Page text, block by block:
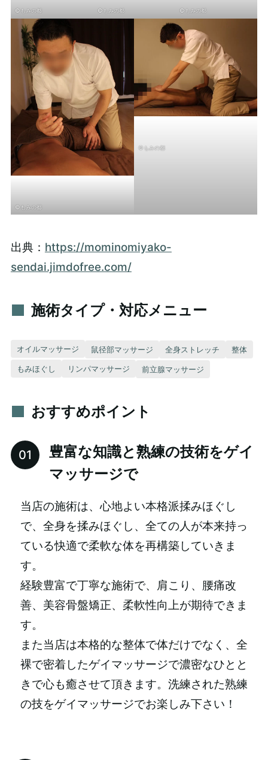
©もみの都 ©もみの都 ©もみの都
©もみの都
©もみの都
出典： https://mominomiyako-
sendai.jimdofree.com/
施術タイプ・対応メニュー
オイルマッサージ 鼠径部マッサージ 全身ストレッチ 整体
もみほぐし リンパマッサージ 前立腺マッサージ
おすすめポイント
豊富な知識と熟練の技術をゲイ
マッサージで
当店の施術は、心地よい本格派揉みほぐし
で、全身を揉みほぐし、全ての人が本来持っ
ている快適で柔軟な体を再構築していきま
す。
経験豊富で丁寧な施術で、肩こり、腰痛改
善、美容骨盤矯正、柔軟性向上が期待できま
す。
また当店は本格的な整体で体だけでなく、全
裸で密着したゲイマッサージで濃密なひとと
きで心も癒させて頂きます。洗練された熟練
の技をゲイマッサージでお楽しみ下さい！